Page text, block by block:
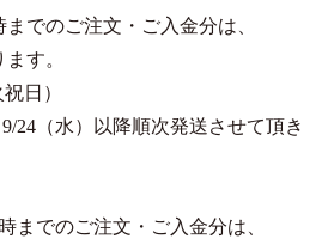
までのご注文・ご入金分は、
す。
日）
24（水）以降順次発送させて頂き
までのご注文・ご入金分は、